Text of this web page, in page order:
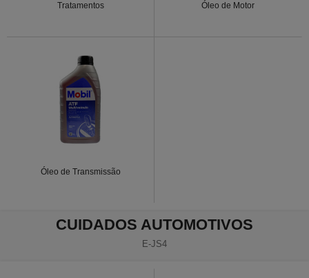
Tratamentos Óleo de Motor
Óleo de Transmissão
CUIDADOS AUTOMOTIVOS
E-JS4